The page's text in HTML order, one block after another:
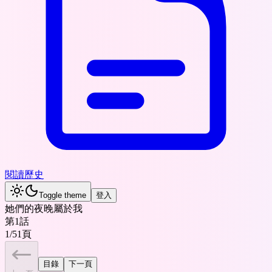
閱讀歷史
Toggle theme 登入
她們的夜晚屬於我
第1話
1/51 頁
目錄 下一頁